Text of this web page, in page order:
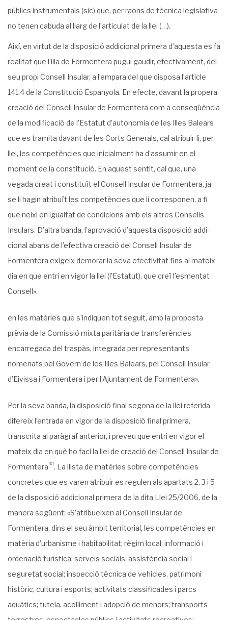
públics instrumentals (sic) que, per raons de tècnica legislativa
no tenen cabuda al llarg de l’articulat de la llei (…).
Així, en virtut de la disposició addicional primera d’aquesta es fa
realitat que l’illa de Formentera pugui gaudir, efectivament, del
seu propi Consell Insular, a l’empara del que disposa l’article
141.4 de la Constitució Espanyola. En efecte, davant la propera
creació del Consell Insular de Formentera com a conseqüència
de la modificació de l’Estatut d’autonomia de les Illes Balears
que es tramita davant de les Corts Generals, cal atribuir-li, per
llei, les competències que inicialment ha d’assumir en el
moment de la constitució. En aquest sentit, cal que, una
vegada creat i constituït el Consell Insu­lar de Formentera, ja
se li hagin atribuït les competències que li corresponen, a fi
que neixi en igual­tat de condicions amb els altres Consells
Insulars. D’altra banda, l’aprovació d’aquesta disposició addi­
cional abans de l’efectiva creació del Consell Insular de
Formentera exigeix demorar la seva efectivi­tat fins al mateix
dia en que entri en vigor la llei (l’Estatut), que creï l’esmentat
Consell».
en les matèries que s’indiquen tot seguit, amb la proposta
prèvia de la Comissió mixta paritària de transferències
encarregada del traspàs, integrada per represen­tants
nomenats pel Govern de les Illes Balears, pel Consell Insular
d’Eivissa i Formentera i per l’Ajuntament de Formentera».
Per la seva banda, la disposició final segona de la llei referida
difereix l’entrada en vigor de la disposició final primera,
transcrita al paràgraf anterior, i preveu que entri en vigor el
mateix dia en què ho faci la llei de creació del Consell Insular de
Formentera [8]. La llista de matèries sobre competències
concretes que es varen atribuir es regulen als apartats 2, 3 i 5
de la disposició addicional primera de la dita Llei 25/2006, de la
manera següent: «S’atribueixen al Consell Insular de
Formentera, dins el seu àmbit territorial, les compe­tències en
matèria d’urbanisme i habitabilitat; règim local; informació i
ordenació turís­tica; serveis socials, assistència social i
seguretat social; inspecció tècnica de vehicles, patrimoni
històric, cultura i esports; activitats classificades i parcs
aquàtics; tutela, acolli­ment i adopció de menors; transports